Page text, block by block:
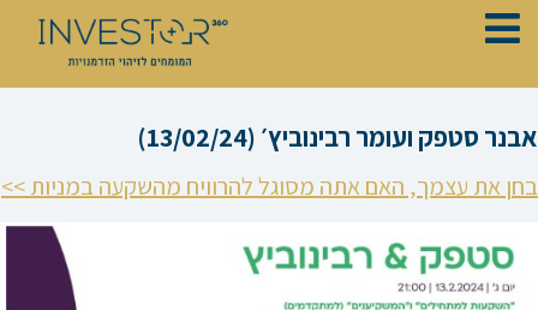
דילוג
אבנר סטפק ועומר רבינוביץ׳ (13/02/24)
בחן את עצמך, האם אתה מסוגל להרוויח מהשקעה במניות >>